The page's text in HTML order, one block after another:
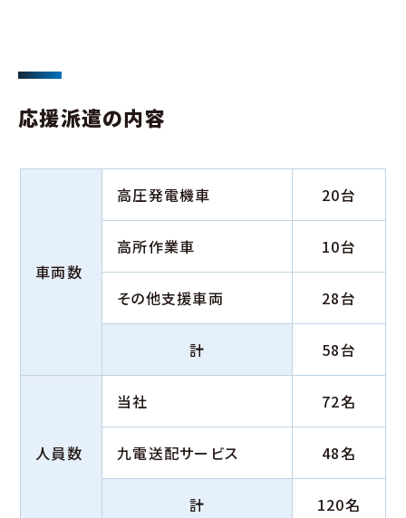
応援派遣の内容
車両数
高圧発電機車 20台
高所作業車 10台
その他支援車両 28台
計 58台
人員数
当社 72名
九電送配サービス 48名
計 120名